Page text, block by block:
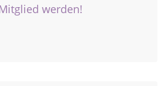
werden!